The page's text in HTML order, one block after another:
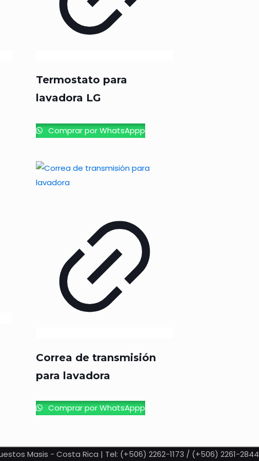
Termostato para
lavadora LG
Comprar por WhatsAppp
Correa de transmisión
para lavadora
Comprar por WhatsAppp
Masis - Costa Rica | Tel: (+506) 2262-1173 / (+506) 2261-2844